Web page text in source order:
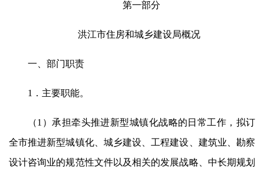
第一部分
洪江市住房和城乡建设局概况
一、部门职责
1．主要职能。
（1）承担牵头推进新型城镇化战略的日常工作，拟订
全市推进新型城镇化、城乡建设、工程建设、建筑业、勘察
设计咨询业的规范性文件以及相关的发展战略、中长期规划